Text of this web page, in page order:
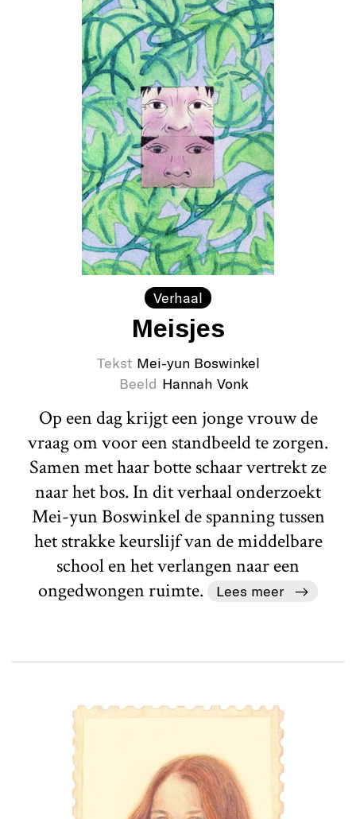
Verhaal
Meisjes
Tekst Mei-yun Boswinkel
Beeld Hannah Vonk
Op een dag krijgt een jonge vrouw de
vraag om voor een standbeeld te zorgen.
Samen met haar botte schaar vertrekt ze
naar het bos. In dit verhaal onderzoekt
Mei-yun Boswinkel de spanning tussen
het strakke keurslijf van de middelbare
school en het verlangen naar een
ongedwongen ruimte.
Lees meer